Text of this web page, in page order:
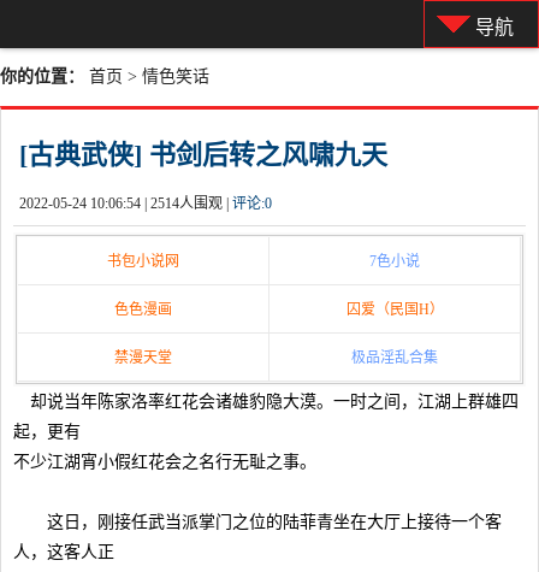
导航
你的位置： 首页 > 情色笑话
[古典武侠] 书剑后转之风啸九天
2022-05-24 10:06:54 | 2514人围观 | 评论:0
书包小说网 7色小说
色色漫画 囚爱（民国H）
禁漫天堂 极品淫乱合集
却说当年陈家洛率红花会诸雄豹隐大漠。一时之间，江湖上群雄四
起，更有
不少江湖宵小假红花会之名行无耻之事。
这日，刚接任武当派掌门之位的陆菲青坐在大厅上接待一个客
人，这客人正